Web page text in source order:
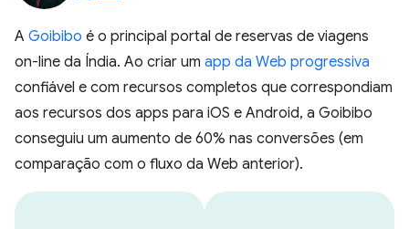
A Goibibo é o principal portal de reservas de viagens
on-line da Índia. Ao criar um app da Web progressiva
confiável e com recursos completos que correspondiam
aos recursos dos apps para iOS e Android, a Goibibo
conseguiu um aumento de 60% nas conversões (em
comparação com o fluxo da Web anterior).